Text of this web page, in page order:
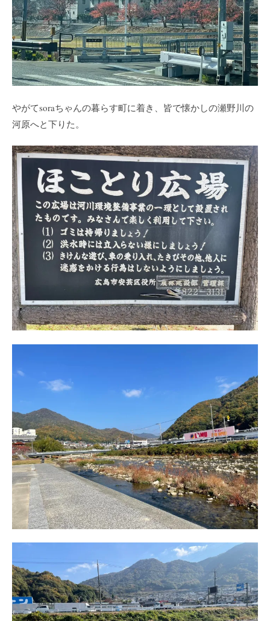
やがてsoraちゃんの暮らす町に着き、皆で懐かしの瀬野川の
河原へと下りた。